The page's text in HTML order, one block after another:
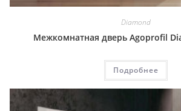
Diamond
Межкомнатная дверь Agoprofil
Подробнее